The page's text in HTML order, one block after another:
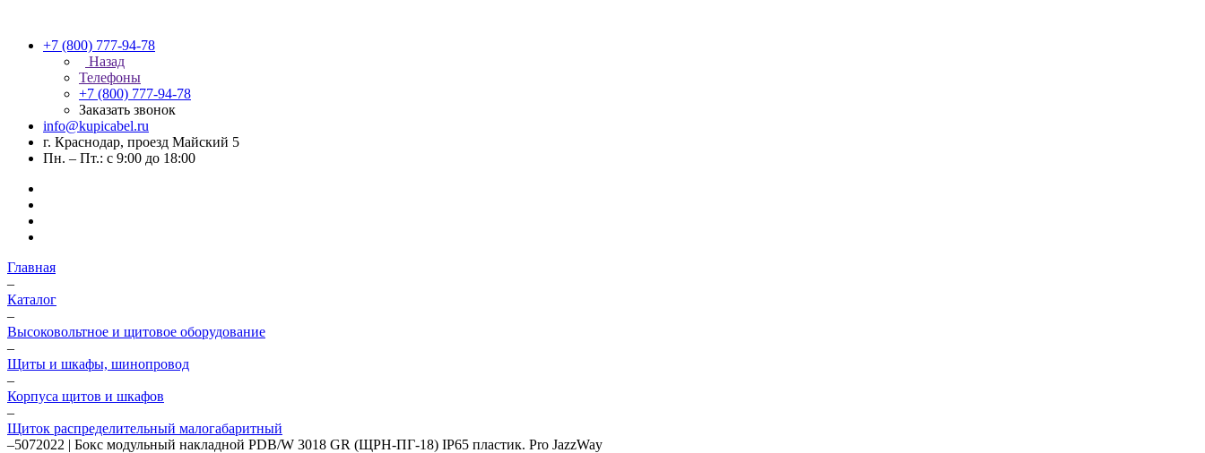
+7 (800) 777-94-78
Назад
Телефоны
+7 (800) 777-94-78
Заказать звонок
info@kupicabel.ru
г. Краснодар, проезд Майский 5
Пн. – Пт.: с 9:00 до 18:00
Главная
–
Каталог
–
Высоковольтное и щитовое оборудование
–
Щиты и шкафы, шинопровод
–
Корпуса щитов и шкафов
–
Щиток распределительный малогабаритный
–5072022 | Бокс модульный накладной PDB/W 3018 GR (ЩРН-ПГ-18) IP65 пластик. Pro JazzWay